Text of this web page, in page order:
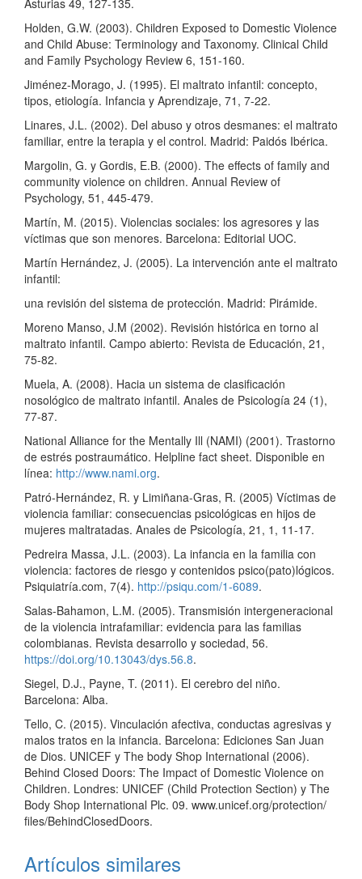
Asturias 49, 127-135.
Holden, G.W. (2003). Children Exposed to Domestic Violence
and Child Abuse: Terminology and Taxonomy. Clinical Child
and Family Psychology Review 6, 151-160.
Jiménez-Morago, J. (1995). El maltrato infantil: concepto,
tipos, etiología. Infancia y Aprendizaje, 71, 7-22.
Linares, J.L. (2002). Del abuso y otros desmanes: el maltrato
familiar, entre la terapia y el control. Madrid: Paidós Ibérica.
Margolin, G. y Gordis, E.B. (2000). The effects of family and
community violence on children. Annual Review of
Psychology, 51, 445-479.
Martín, M. (2015). Violencias sociales: los agresores y las
víctimas que son menores. Barcelona: Editorial UOC.
Martín Hernández, J. (2005). La intervención ante el maltrato
infantil:
una revisión del sistema de protección. Madrid: Pirámide.
Moreno Manso, J.M (2002). Revisión histórica en torno al
maltrato infantil. Campo abierto: Revista de Educación, 21,
75-82.
Muela, A. (2008). Hacia un sistema de clasificación
nosológico de maltrato infantil. Anales de Psicología 24 (1),
77-87.
National Alliance for the Mentally Ill (NAMI) (2001). Trastorno
de estrés postraumático. Helpline fact sheet. Disponible en
línea: http://www.nami.org.
Patró-Hernández, R. y Limiñana-Gras, R. (2005) Víctimas de
violencia familiar: consecuencias psicológicas en hijos de
mujeres maltratadas. Anales de Psicología, 21, 1, 11-17.
Pedreira Massa, J.L. (2003). La infancia en la familia con
violencia: factores de riesgo y contenidos psico(pato)lógicos.
Psiquiatría.com, 7(4). http://psiqu.com/1-6089.
Salas-Bahamon, L.M. (2005). Transmisión intergeneracional
de la violencia intrafamiliar: evidencia para las familias
colombianas. Revista desarrollo y sociedad, 56.
https://doi.org/10.13043/dys.56.8.
Siegel, D.J., Payne, T. (2011). El cerebro del niño.
Barcelona: Alba.
Tello, C. (2015). Vinculación afectiva, conductas agresivas y
malos tratos en la infancia. Barcelona: Ediciones San Juan
de Dios. UNICEF y The body Shop International (2006).
Behind Closed Doors: The Impact of Domestic Violence on
Children. Londres: UNICEF (Child Protection Section) y The
Body Shop International Plc. 09. www.unicef.org/protection/
files/BehindClosedDoors.
Artículos similares